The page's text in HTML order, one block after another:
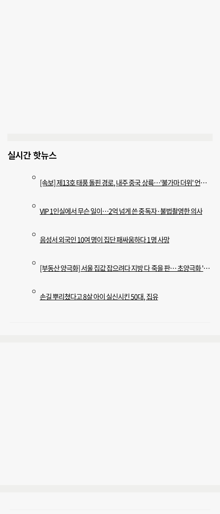
실시간 핫뉴스
[속보] 제13호 태풍 돌핀 경로, 내주 중국 상륙…'불가마 더위' 언제까지
VIP 1인실에서 무슨 일이…2억 넘게 쓴 중독자·불법촬영한 의사
음성서 외국인 10여 명이 집단 패싸움하다 1명 사망
[부동산 양극화] 서울 집값 잡으려다 지방 다 죽을 판… 초양극화 '경고등'
손길 뿌리쳤다고 8살 아이 실신시킨 50대, 집유